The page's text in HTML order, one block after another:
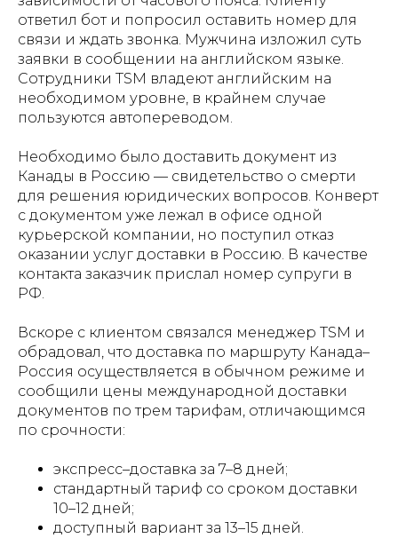
ответил бот и попросил оставить номер для
связи и ждать звонка. Мужчина изложил суть
заявки в сообщении на английском языке.
Сотрудники TSM владеют английским на
необходимом уровне, в крайнем случае
пользуются автопереводом.
Необходимо было доставить документ из
Канады в Россию — свидетельство о смерти
для решения юридических вопросов. Конверт
с документом уже лежал в офисе одной
курьерской компании, но поступил отказ
оказании услуг доставки в Россию. В качестве
контакта заказчик прислал номер супруги в
РФ.
Вскоре с клиентом связался менеджер TSM и
обрадовал, что доставка по маршруту Канада–
Россия осуществляется в обычном режиме и
сообщили цены международной доставки
документов по трем тарифам, отличающимся
по срочности:
экспресс–доставка за 7–8 дней;
стандартный тариф со сроком доставки
10–12 дней;
доступный вариант за 13–15 дней.